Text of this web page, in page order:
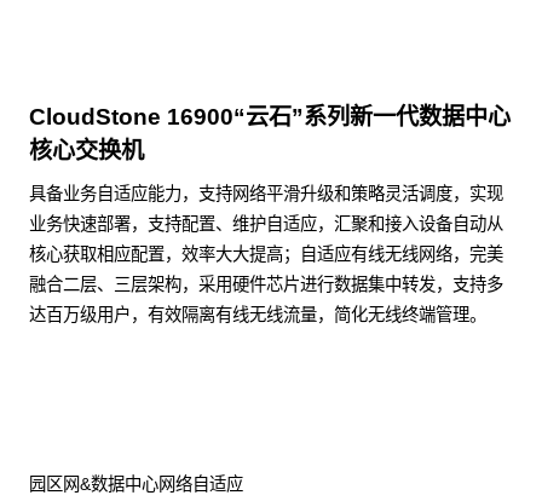
CloudStone 16900“云石”系列新一代数据中心
核心交换机
具备业务自适应能力，支持网络平滑升级和策略灵活调度，实现
业务快速部署，支持配置、维护自适应，汇聚和接入设备自动从
核心获取相应配置，效率大大提高；自适应有线无线网络，完美
融合二层、三层架构，采用硬件芯片进行数据集中转发，支持多
达百万级用户，有效隔离有线无线流量，简化无线终端管理。
园区网&数据中心网络自适应